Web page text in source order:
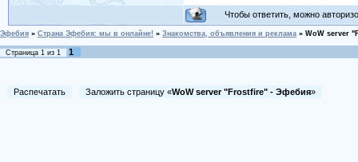
Чтобы ответить, можно
Эфебия » Страна Эфебия: мы в онлайне! » Знакомства, объявления и реклама » WoW server
Страница 1 из 1 1
Распечатать Заложить страницу «WoW server "Frostfire" - Эфебия»